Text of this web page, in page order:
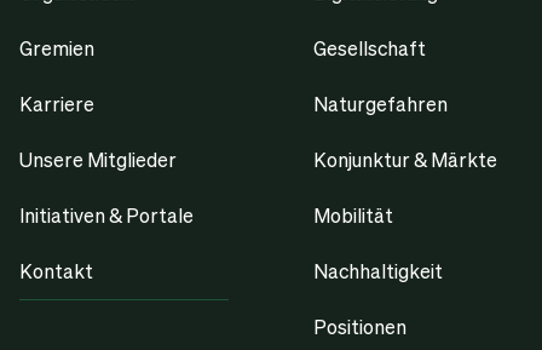
Gremien
Karriere
Unsere Mitglieder
Initiativen & Portale
Kontakt
Gesellschaft
Naturgefahren
Konjunktur & Märkte
Mobilität
Nachhaltigkeit
Positionen